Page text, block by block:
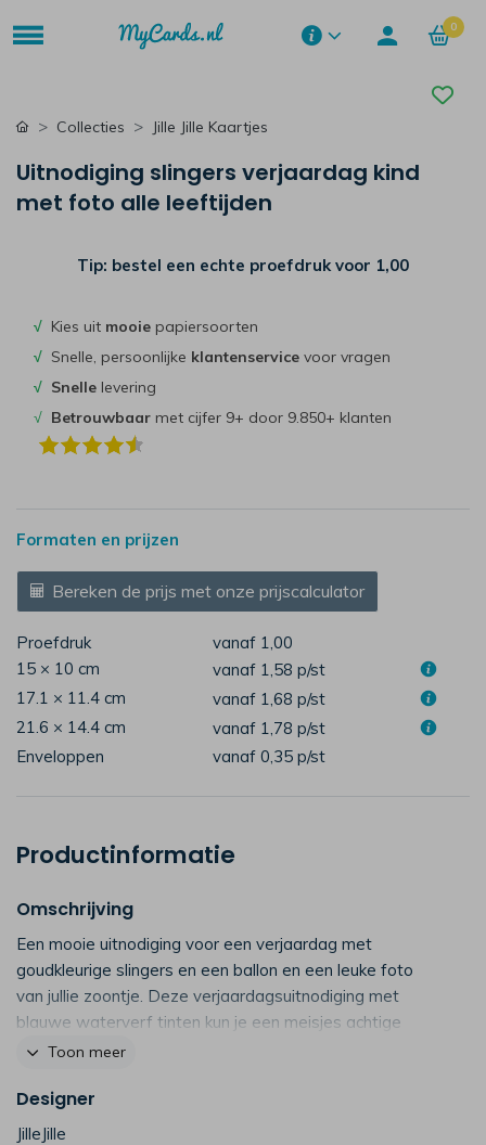
0
Collecties Jille Jille Kaartjes
Uitnodiging slingers verjaardag kind
met foto alle leeftijden
Tip: bestel een echte proefdruk voor 1,00
√ Kies uit mooie papiersoorten
√ Snelle, persoonlijke klantenservice voor vragen
√ Snelle levering
√ Betrouwbaar met cijfer 9+ door 9.850+ klanten
Formaten en prijzen
Bereken de prijs met onze prijscalculator
Proefdruk
vanaf 1,00
15 × 10 cm
vanaf 1,58 p/st
17.1 × 11.4 cm
vanaf 1,68 p/st
21.6 × 14.4 cm
vanaf 1,78 p/st
Enveloppen
vanaf 0,35 p/st
Productinformatie
Omschrijving
Een mooie uitnodiging voor een verjaardag met
goudkleurige slingers en een ballon en een leuke foto
van jullie zoontje. Deze verjaardagsuitnodiging met
blauwe waterverf tinten kun je een meisjes achtige
uitstraling geven door de kleuren blauw aan te passen
en de leeftijd kun je zelf aanpassen. (30373)
Toon meer
Designer
JilleJille